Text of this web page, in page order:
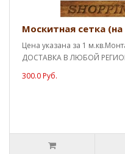
Москитная сетка
Цена указана за 1
ДОСТАВКА В ЛЮБОЙ
300.0 Руб.